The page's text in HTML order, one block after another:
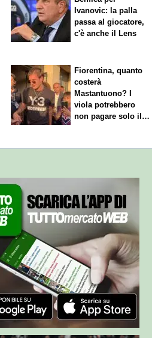
Ivanovic: la palla
passa al giocatore,
c'è anche il Lens
Fiorentina, quanto
costerà
Mastantuono? I
viola potrebbero
non pagare solo il